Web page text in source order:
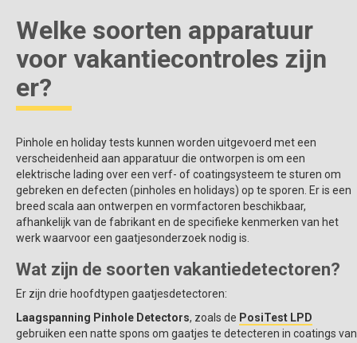
Welke soorten apparatuur
voor vakantiecontroles zijn
er?
Pinhole en holiday tests kunnen worden uitgevoerd met een
verscheidenheid aan apparatuur die ontworpen is om een
elektrische lading over een verf- of coatingsysteem te sturen om
gebreken en defecten (pinholes en holidays) op te sporen. Er is een
breed scala aan ontwerpen en vormfactoren beschikbaar,
afhankelijk van de fabrikant en de specifieke kenmerken van het
werk waarvoor een gaatjesonderzoek nodig is.
Wat zijn de soorten vakantiedetectoren?
Er zijn drie hoofdtypen gaatjesdetectoren:
Laagspanning Pinhole Detectors, zoals de PosiTest LPD
gebruiken een natte spons om gaatjes te detecteren in coatings van